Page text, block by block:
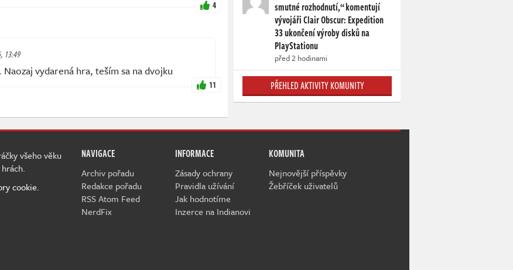
4
13:49
vydarená hra, teším sa na dvojku
11
smutné rozhodnutí,“ komentují
vývojáři Clair Obscur: Expedition
33 ukončení výroby disků na
PlayStationu
před 2 hodinami
PŘEHLED AKTIVITY KOMUNITY
NAVIGACE
Archiv pořadu
Redakce pořadu
RSS Atom Feed
NerdFix
INFORMACE
Zásady ochrany
Pravidla užívání
Jak hodnotíme
Inzerce na Indianovi
KOMUNITA
Nejnovější příspěvky
Žebříček uživatelů
všeho věku
cookie.